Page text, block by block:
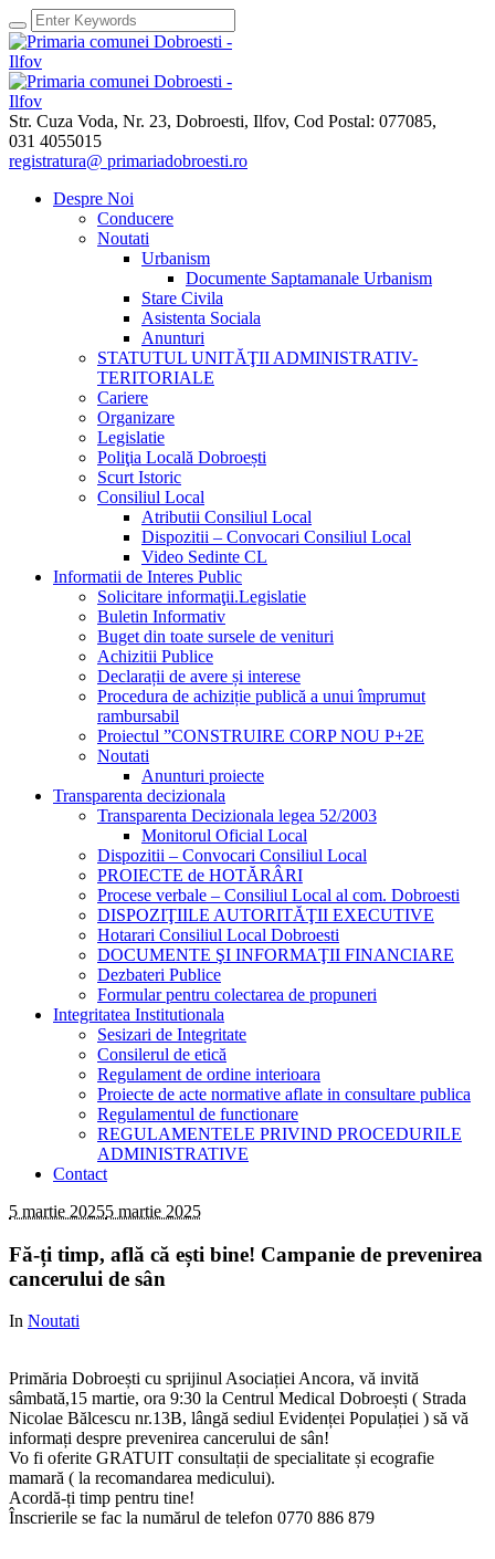
Str. Cuza Voda, Nr. 23, Dobroesti, Ilfov, Cod Postal: 077085,
031 4055015
registratura@ primariadobroesti.ro
Despre Noi
Conducere
Noutati
Urbanism
Documente Saptamanale Urbanism
Stare Civila
Asistenta Sociala
Anunturi
STATUTUL UNITĂŢII ADMINISTRATIV-
TERITORIALE
Cariere
Organizare
Legislatie
Poliţia Locală Dobroești
Scurt Istoric
Consiliul Local
Atributii Consiliul Local
Dispozitii – Convocari Consiliul Local
Video Sedinte CL
Informatii de Interes Public
Solicitare informaţii.Legislatie
Buletin Informativ
Buget din toate sursele de venituri
Achizitii Publice
Declarații de avere și interese
Procedura de achiziție publică a unui împrumut
rambursabil
Proiectul ”CONSTRUIRE CORP NOU P+2E
Noutati
Anunturi proiecte
Transparenta decizionala
Transparenta Decizionala legea 52/2003
Monitorul Oficial Local
Dispozitii – Convocari Consiliul Local
PROIECTE de HOTĂRÂRI
Procese verbale – Consiliul Local al com. Dobroesti
DISPOZIŢIILE AUTORITĂŢII EXECUTIVE
Hotarari Consiliul Local Dobroesti
DOCUMENTE ŞI INFORMAŢII FINANCIARE
Dezbateri Publice
Formular pentru colectarea de propuneri
Integritatea Institutionala
Sesizari de Integritate
Consilerul de etică
Regulament de ordine interioara
Proiecte de acte normative aflate in consultare publica
Regulamentul de functionare
REGULAMENTELE PRIVIND PROCEDURILE
ADMINISTRATIVE
Contact
5 martie 20255 martie 2025
Fă-ți timp, află că ești bine! Campanie de prevenirea
cancerului de sân
In Noutati
Primăria Dobroești cu sprijinul Asociației Ancora, vă invită
sâmbată,15 martie, ora 9:30 la Centrul Medical Dobroești ( Strada
Nicolae Bălcescu nr.13B, lângă sediul Evidenței Populației ) să vă
informați despre prevenirea cancerului de sân!
Vo fi oferite GRATUIT consultații de specialitate și ecografie
mamară ( la recomandarea medicului).
Acordă-ți timp pentru tine!
Înscrierile se fac la numărul de telefon 0770 886 879